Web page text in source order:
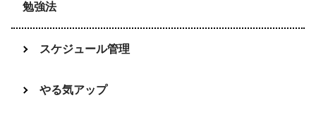
勉強法
スケジュール管理
やる気アップ